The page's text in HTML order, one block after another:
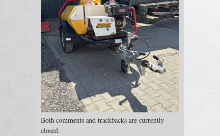
Both comments and trackbacks are currently
closed.